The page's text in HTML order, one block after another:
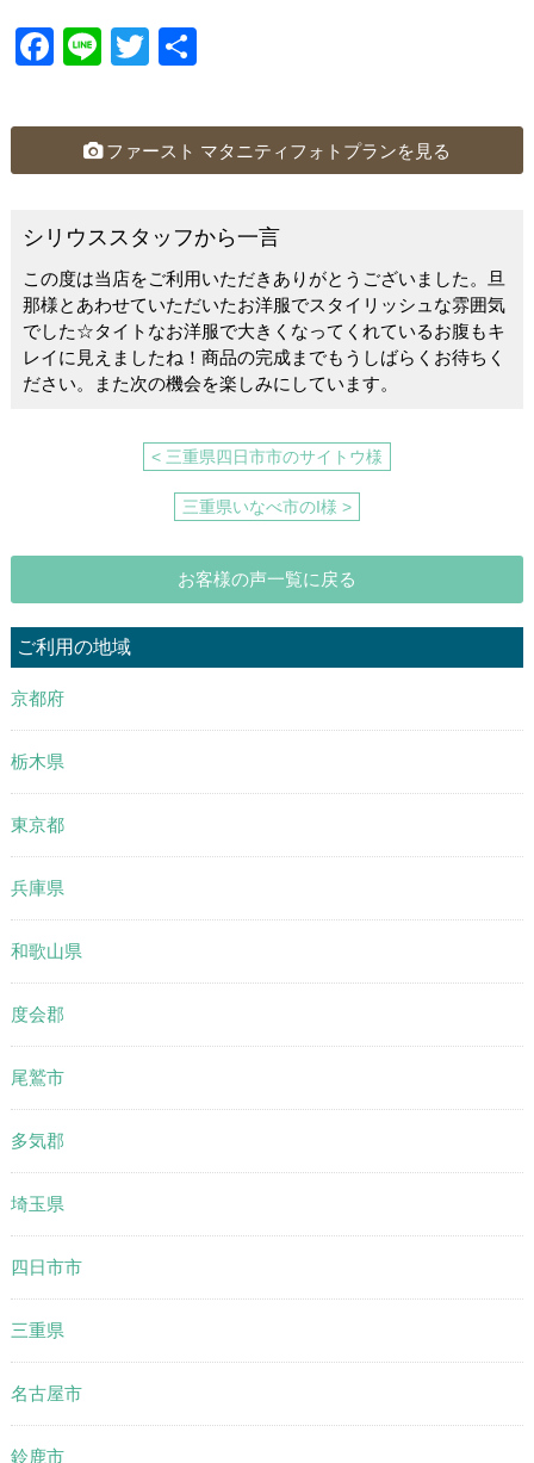
F
c
o
o
k
Li
e
T
tt
er
ファースト マタニティフォトプランを見る
シリウススタッフから一言
この度は当店をご利用いただきありがとうございました。旦
那様とあわせていただいたお洋服でスタイリッシュな雰囲気
でした☆タイトなお洋服で大きくなってくれているお腹もキ
レイに見えましたね！商品の完成までもうしばらくお待ちく
ださい。また次の機会を楽しみにしています。
< 三重県四日市市のサイトウ様
三重県いなべ市のI様 >
お客様の声一覧に戻る
ご利用の地域
京都府
栃木県
東京都
兵庫県
和歌山県
度会郡
尾鷲市
多気郡
埼玉県
四日市市
三重県
名古屋市
鈴鹿市